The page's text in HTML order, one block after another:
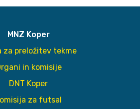
MNZ Koper
za preložitev tekme
in komisije
DNT Koper
za futsal